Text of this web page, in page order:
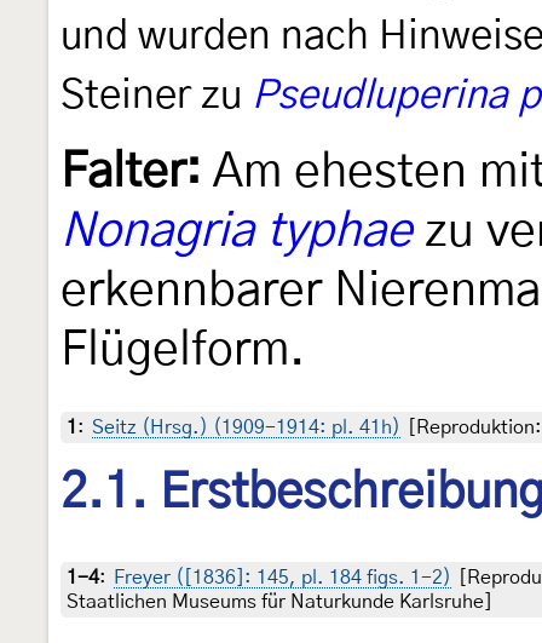
und wurden nach
Steiner zu Pseudluperina
Falter: Am ehesten
Nonagria typhaezu
erkennbarer
Flügelform.
1 : Seitz (Hrsg.) (1909-1914: pl. 41h)
2.1.
1-4: Freyer ([1836]: 145, pl. 184 figs. 1-2)
Staatlichen Museums für Naturkunde Karlsruhe]